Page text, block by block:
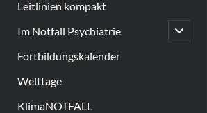
Leitlinien kompakt
Im Notfall Psychiatrie
open
child
Fortbildungskalender
Welttage
KlimaNOTFALL